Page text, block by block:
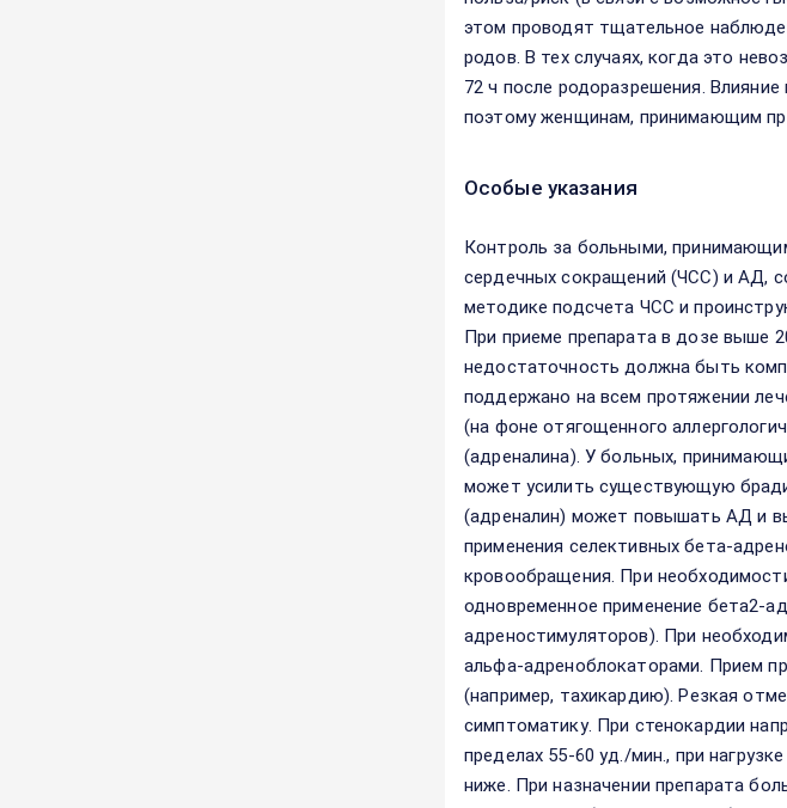
этом проводят тщательное
родов. В тех случаях, когда это
72 ч после родоразрешения.
поэтому женщинам, принимающим
Особые указания
Контроль за больными,
сердечных сокращений (ЧСС) и АД,
методике подсчета ЧСС и
При приеме препарата в дозе выше
недостаточность должна быть
поддержано на всем протяжении
(на фоне отягощенного
(адреналина). У больных,
может усилить существующую
(адреналин) может повышать АД и
применения селективных бета-
кровообращения. При
одновременное применение бета2-
адреностимуляторов). При
альфа-адреноблокаторами. Прием
(например, тахикардию). Резкая
симптоматику. При стенокардии
пределах 55-60 уд./мин., при
ниже. При назначении препарата